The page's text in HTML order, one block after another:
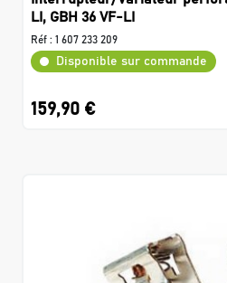
LI, GBH 36 VF-LI
Réf : 1 607 233 209
Disponible sur commande
159,90 €